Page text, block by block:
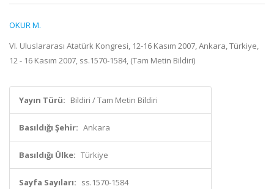
OKUR M.
VI. Uluslararası Atatürk Kongresi, 12-16 Kasım 2007, Ankara, Türkiye,
12 - 16 Kasım 2007, ss.1570-1584, (Tam Metin Bildiri)
Yayın Türü: Bildiri / Tam Metin Bildiri
Basıldığı Şehir: Ankara
Basıldığı Ülke: Türkiye
Sayfa Sayıları: ss.1570-1584